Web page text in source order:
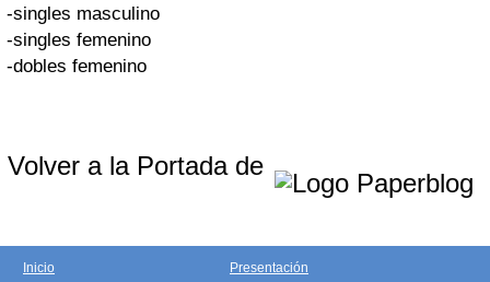
-singles masculino
-singles femenino
-dobles femenino
Volver a la Portada de
Inicio
Presentación